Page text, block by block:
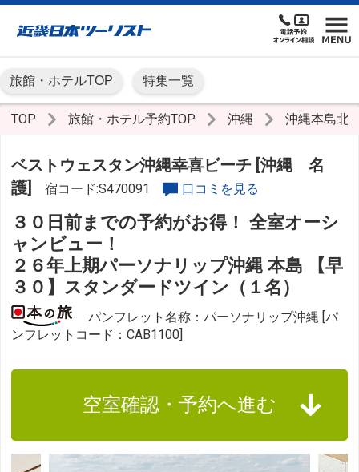
旅館・ホテルTOP 特集一覧
TOP 旅館・ホテル予約TOP 沖縄 沖縄本島北
ベストウェスタン沖縄幸喜ビーチ [沖縄 名
護]
宿コード:S470091 口コミを見る
３０日前までの予約がお得！ 全室オーシ
ャンビュー！
２６年上期パーソナリップ沖縄 本島 【早
３０】スタンダードツイン（１名）
パンフレット名称：パーソナリップ沖縄 [パ
ンフレットコード：CAB1100]
空室確認・予約へ進む